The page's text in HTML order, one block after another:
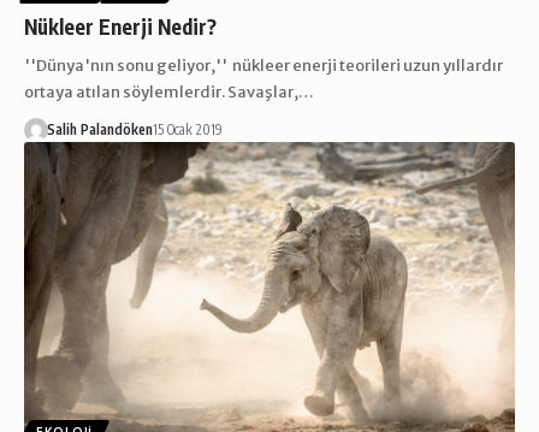
Nükleer Enerji Nedir?
''Dünya'nın sonu geliyor,'' nükleer enerji teorileri uzun yıllardır
ortaya atılan söylemlerdir. Savaşlar,…
Salih Palandöken15 Ocak 2019